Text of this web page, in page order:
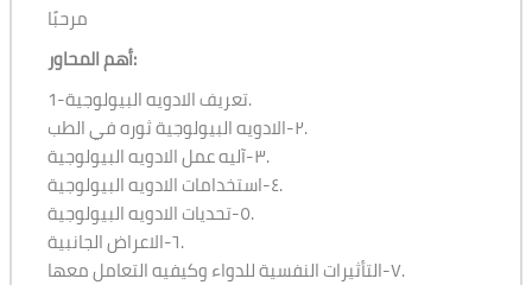
١٠-الخلاصة.
مرحبًا
أهم المحاور:
1-تعريف الادويه البيولوجية.
٢-الادويه البيولوجية ثوره في الطب.
٣-آليه عمل الادويه البيولوجية.
٤-استخدامات الادويه البيولوجية.
٥-تحديات الادويه البيولوجية.
٦-الاعراض الجانبية.
٧-التأثيرات النفسية للدواء وكيفيه التعامل معها.